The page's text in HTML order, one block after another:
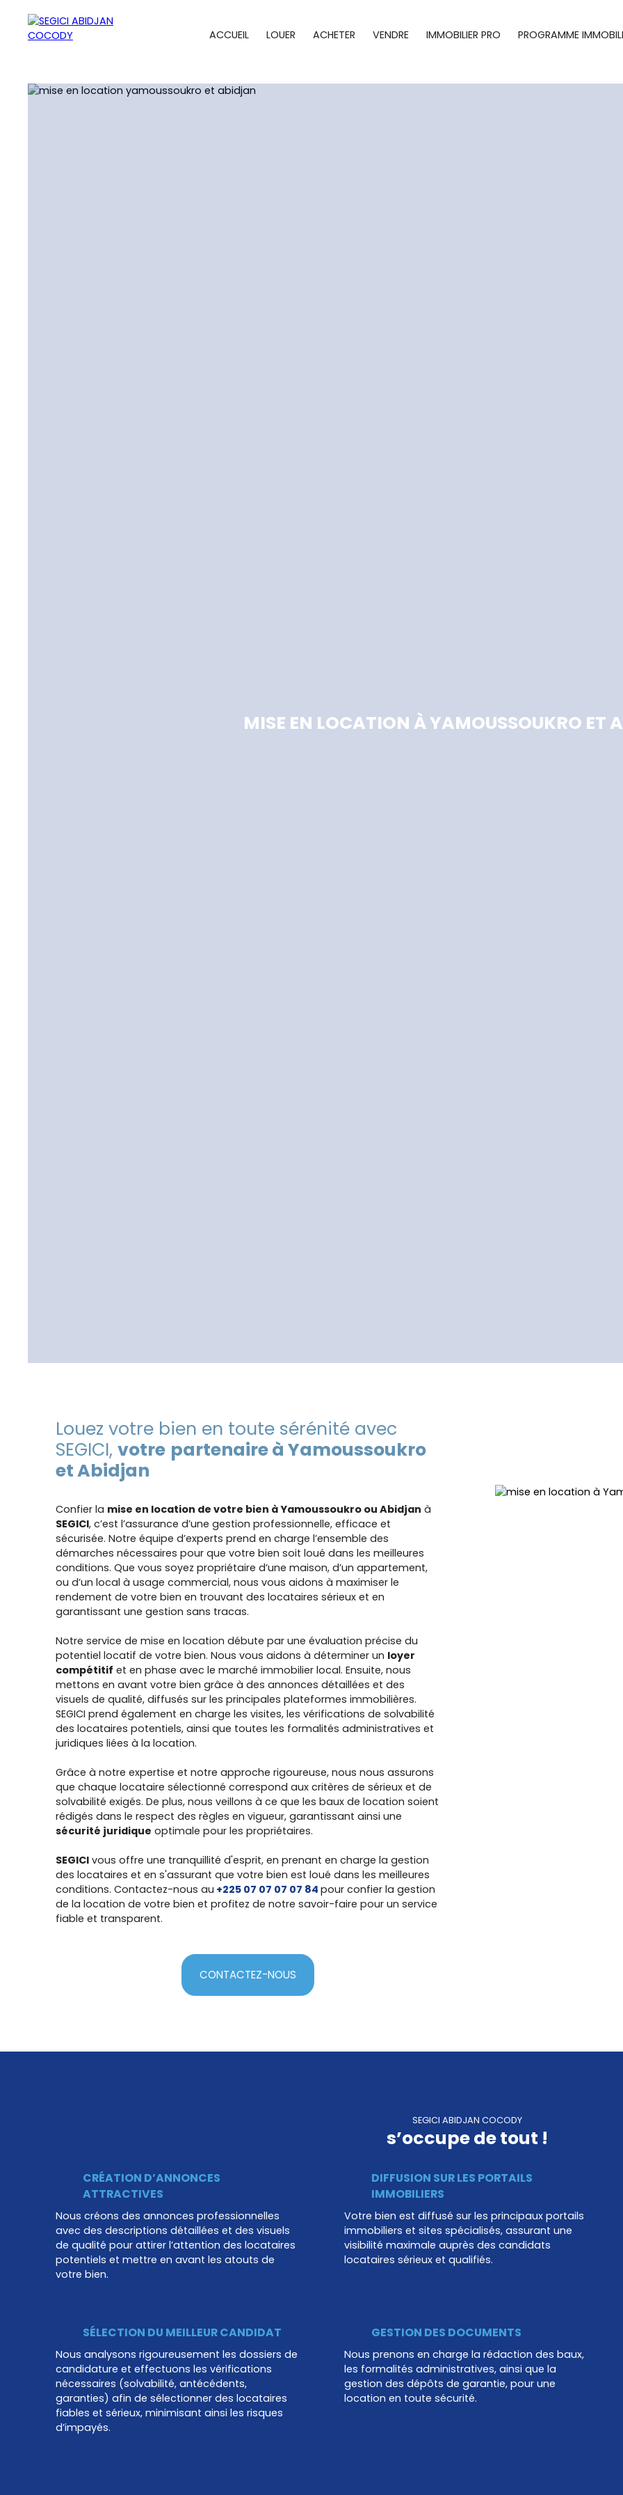
ACCUEIL LOUER ACHETER VENDRE IMMOBILIER PRO PROGRAMME
MISE EN LOCATION À YAMOUSSOUKRO ET
Louez votre bien en toute sérénité avec
SEGICI, votre partenaire à Yamoussoukro
et Abidjan
Confier la mise en location de votre bien à Yamoussoukro ou Abidjan à
SEGICI, c’est l’assurance d’une gestion professionnelle, efficace et
sécurisée. Notre équipe d’experts prend en charge l’ensemble des
démarches nécessaires pour que votre bien soit loué dans les meilleures
conditions. Que vous soyez propriétaire d’une maison, d’un appartement,
ou d’un local à usage commercial, nous vous aidons à maximiser le
rendement de votre bien en trouvant des locataires sérieux et en
garantissant une gestion sans tracas.
Notre service de mise en location débute par une évaluation précise du
potentiel locatif de votre bien. Nous vous aidons à déterminer un loyer
compétitif et en phase avec le marché immobilier local. Ensuite, nous
mettons en avant votre bien grâce à des annonces détaillées et des
visuels de qualité, diffusés sur les principales plateformes immobilières.
SEGICI prend également en charge les visites, les vérifications de solvabilité
des locataires potentiels, ainsi que toutes les formalités administratives et
juridiques liées à la location.
Grâce à notre expertise et notre approche rigoureuse, nous nous assurons
que chaque locataire sélectionné correspond aux critères de sérieux et de
solvabilité exigés. De plus, nous veillons à ce que les baux de location soient
rédigés dans le respect des règles en vigueur, garantissant ainsi une
sécurité juridique optimale pour les propriétaires.
SEGICI vous offre une tranquillité d'esprit, en prenant en charge la gestion
des locataires et en s'assurant que votre bien est loué dans les meilleures
conditions. Contactez-nous au +225 07 07 07 07 84 pour confier la gestion
de la location de votre bien et profitez de notre savoir-faire pour un service
fiable et transparent.
CONTACTEZ-NOUS
SEGICI ABIDJAN COCODY
s’occupe de tout !
CRÉATION D’ANNONCES
ATTRACTIVES
Nous créons des annonces professionnelles
avec des descriptions détaillées et des visuels
de qualité pour attirer l’attention des locataires
potentiels et mettre en avant les atouts de
votre bien.
DIFFUSION SUR LES PORTAILS
IMMOBILIERS
Votre bien est diffusé sur les principaux portails
immobiliers et sites spécialisés, assurant une
visibilité maximale auprès des candidats
locataires sérieux et qualifiés.
SÉLECTION DU MEILLEUR CANDIDAT
Nous analysons rigoureusement les dossiers de
candidature et effectuons les vérifications
nécessaires (solvabilité, antécédents,
garanties) afin de sélectionner des locataires
fiables et sérieux, minimisant ainsi les risques
d’impayés.
GESTION DES DOCUMENTS
Nous prenons en charge la rédaction des baux,
les formalités administratives, ainsi que la
gestion des dépôts de garantie, pour une
location en toute sécurité.